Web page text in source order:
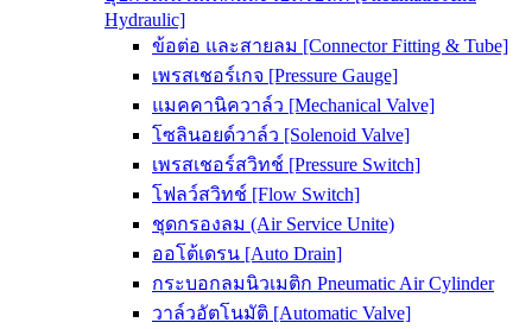
Hydraulic]
ข้อต่อ และสายลม [Connector Fitting & Tube]
เพรสเชอร์เกจ [Pressure Gauge]
แมคคานิควาล์ว [Mechanical Valve]
โซลินอยด์วาล์ว [Solenoid Valve]
เพรสเชอร์สวิทช์ [Pressure Switch]
โฟลว์สวิทช์ [Flow Switch]
ชุดกรองลม (Air Service Unite)
ออโต้เดรน [Auto Drain]
กระบอกลมนิวเมติก Pneumatic Air Cylinder
วาล์วอัตโนมัติ [Automatic Valve]